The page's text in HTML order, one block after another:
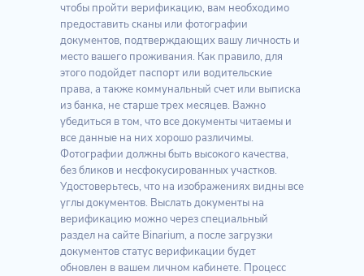
чтобы пройти верификацию, вам необходимо
предоставить сканы или фотографии
документов, подтверждающих вашу личность и
место вашего проживания. Как правило, для
этого подойдет паспорт или водительские
права, а также коммунальный счет или выписка
из банка, не старше трех месяцев. Важно
убедиться в том, что все документы читаемы и
все данные на них хорошо различимы.
Фотографии должны быть высокого качества,
без бликов и несфокусированных участков.
Удостоверьтесь, что на изображениях видны все
углы документов. Выслать документы на
верификацию можно через специальный
раздел на сайте Binarium, а после загрузки
документов статус верификации будет
обновлен в вашем личном кабинете. Процесс